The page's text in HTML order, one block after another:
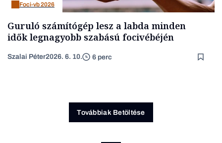
Foci-vb 2026
Guruló számítógép lesz a labda minden
idők legnagyobb szabású focivébéjén
Szalai Péter2026. 6. 10. 6 perc
Továbbiak Betöltése